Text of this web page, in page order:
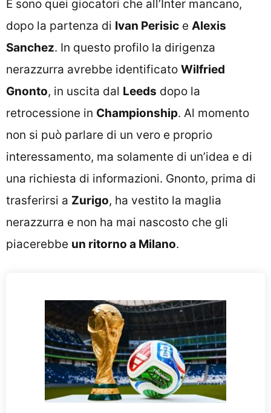
E sono quei giocatori che all’Inter mancano,
dopo la partenza di Ivan Perisic e Alexis
Sanchez. In questo profilo la dirigenza
nerazzurra avrebbe identificato Wilfried
Gnonto, in uscita dal Leeds dopo la
retrocessione in Championship. Al momento
non si può parlare di un vero e proprio
interessamento, ma solamente di un’idea e di
una richiesta di informazioni. Gnonto, prima di
trasferirsi a Zurigo, ha vestito la maglia
nerazzurra e non ha mai nascosto che gli
piacerebbe un ritorno a Milano.